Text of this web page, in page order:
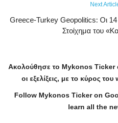
Next
Greece-Turkey Geopolitics: Οι 14
Στοίχημα του
Ακολούθησε το Mykonos Ticker
οι εξελίξεις, με το κύρος του
Follow Mykonos Ticker on
learn all the